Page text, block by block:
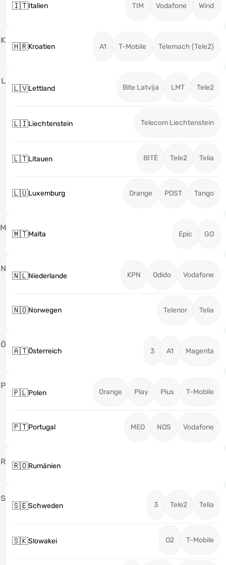
🇮🇹Italien TIM Vodafone Wind
K
🇭🇷Kroatien A1 T-Mobile Telemach (Tele2)
L
🇱🇻Lettland Bite Latvija LMT Tele2
🇱🇮Liechtenstein Telecom Liechtenstein
🇱🇹Litauen BITĖ Tele2 Telia
🇱🇺Luxemburg Orange POST Tango
M
🇲🇹Malta Epic GO
N
🇳🇱Niederlande KPN Odido Vodafone
🇳🇴Norwegen Telenor Telia
Ö
🇦🇹Österreich 3 A1 Magenta
P
🇵🇱Polen Orange Play Plus T-Mobile
🇵🇹Portugal MEO NOS Vodafone
R 🇷🇴Rumänien
S
🇸🇪Schweden 3 Tele2 Telia
🇸🇰Slowakei O2 T-Mobile